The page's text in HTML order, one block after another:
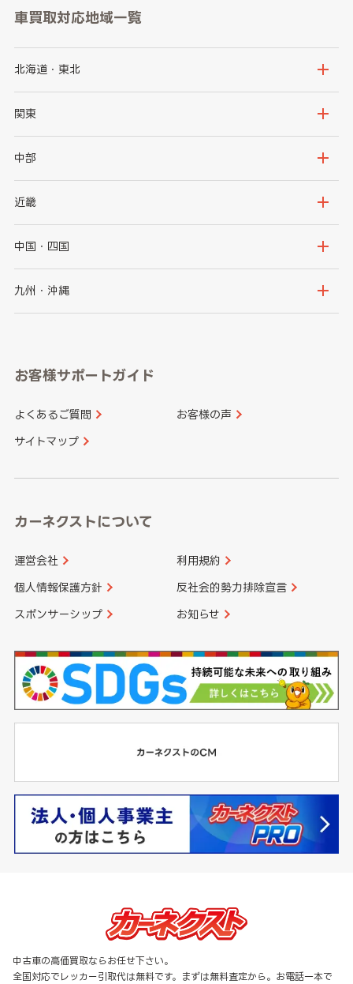
車買取対応地域一覧
北海道・東北
北海道
岩手県
秋田県
関東
茨城県
群馬県
千葉県
中部
新潟県
石川県
山梨県
愛知県
近畿
大阪府
京都府
和歌山県
中国・四国
鳥取県
山口県
香川県 愛媛県
九州・沖縄
長崎県
大分県 宮崎県
お客様サポートガイド
よくあるご質問 お客様の声
サイトマップ
カーネクストについて
運営会社 利用規約
個人情報保護方針 反社会的勢力排除宣言
スポンサーシップ お知らせ
中古車の高価買取ならお任せ下さい。
全国対応でレッカー引取代は無料です。まずは無料査定から。お電話一本で